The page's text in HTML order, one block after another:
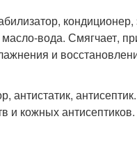
кондиционер,
вода. Смягчает,
и
кожных